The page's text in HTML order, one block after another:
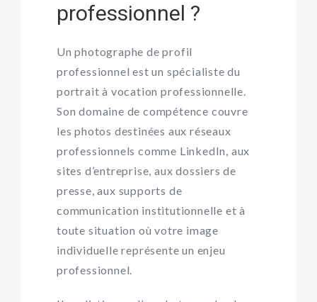
professionnel ?
Un photographe de profil
professionnel est un spécialiste du
portrait à vocation professionnelle.
Son domaine de compétence couvre
les photos destinées aux réseaux
professionnels comme LinkedIn, aux
sites d’entreprise, aux dossiers de
presse, aux supports de
communication institutionnelle et à
toute situation où votre image
individuelle représente un enjeu
professionnel.